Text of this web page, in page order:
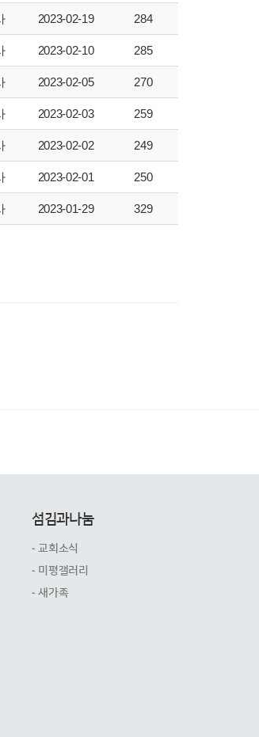
2023-02-19 284
2023-02-10 285
2023-02-05 270
2023-02-03 259
2023-02-02 249
2023-02-01 250
2023-01-29 329
섬김과나눔
- 교회소식
- 미평갤러리
- 새가족